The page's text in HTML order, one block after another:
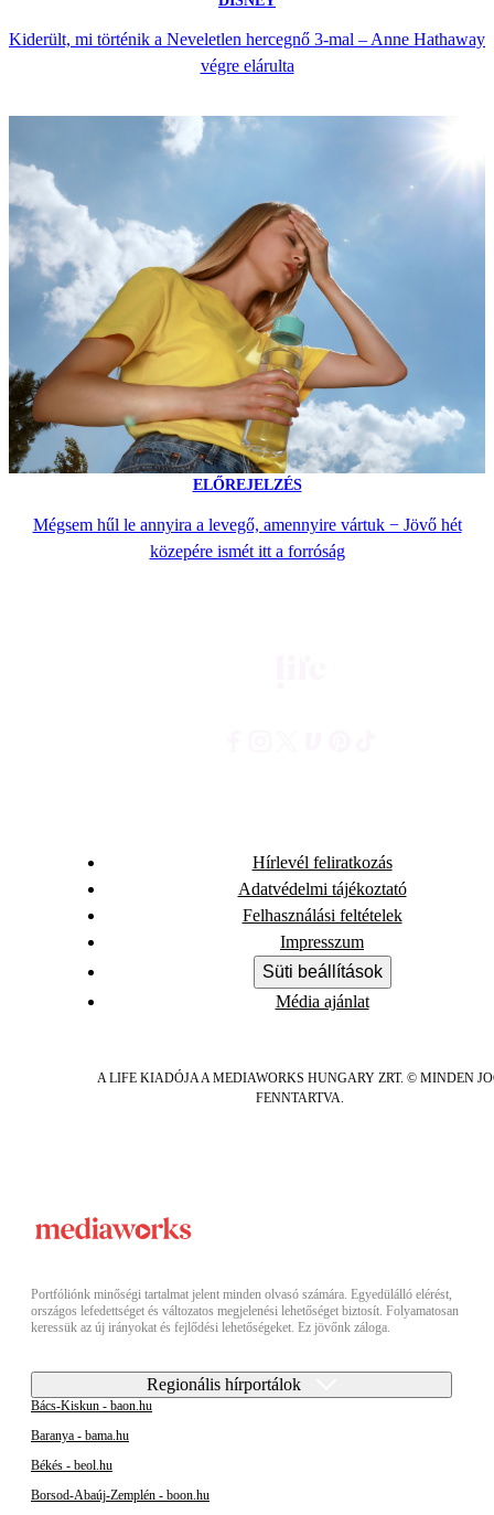
Kiderült, mi történik a Neveletlen hercegnő 3-mal – Anne Hathaway
végre elárulta
ELŐREJELZÉS
Mégsem hűl le annyira a levegő, amennyire vártuk − Jövő hét
közepére ismét itt a forróság
Hírlevél feliratkozás
Adatvédelmi tájékoztató
Felhasználási feltételek
Impresszum
Süti beállítások
Média ajánlat
A LIFE KIADÓJA A MEDIAWORKS HUNGARY ZRT. © MINDEN
FENNTARTVA.
Portfóliónk minőségi tartalmat jelent minden olvasó számára. Egyedülálló elérést,
országos lefedettséget és változatos megjelenési lehetőséget biztosít. Folyamatosan
keressük az új irányokat és fejlődési lehetőségeket. Ez jövőnk záloga.
Regionális hírportálok
Bács-Kiskun - baon.hu
Baranya - bama.hu
Békés - beol.hu
Borsod-Abaúj-Zemplén - boon.hu